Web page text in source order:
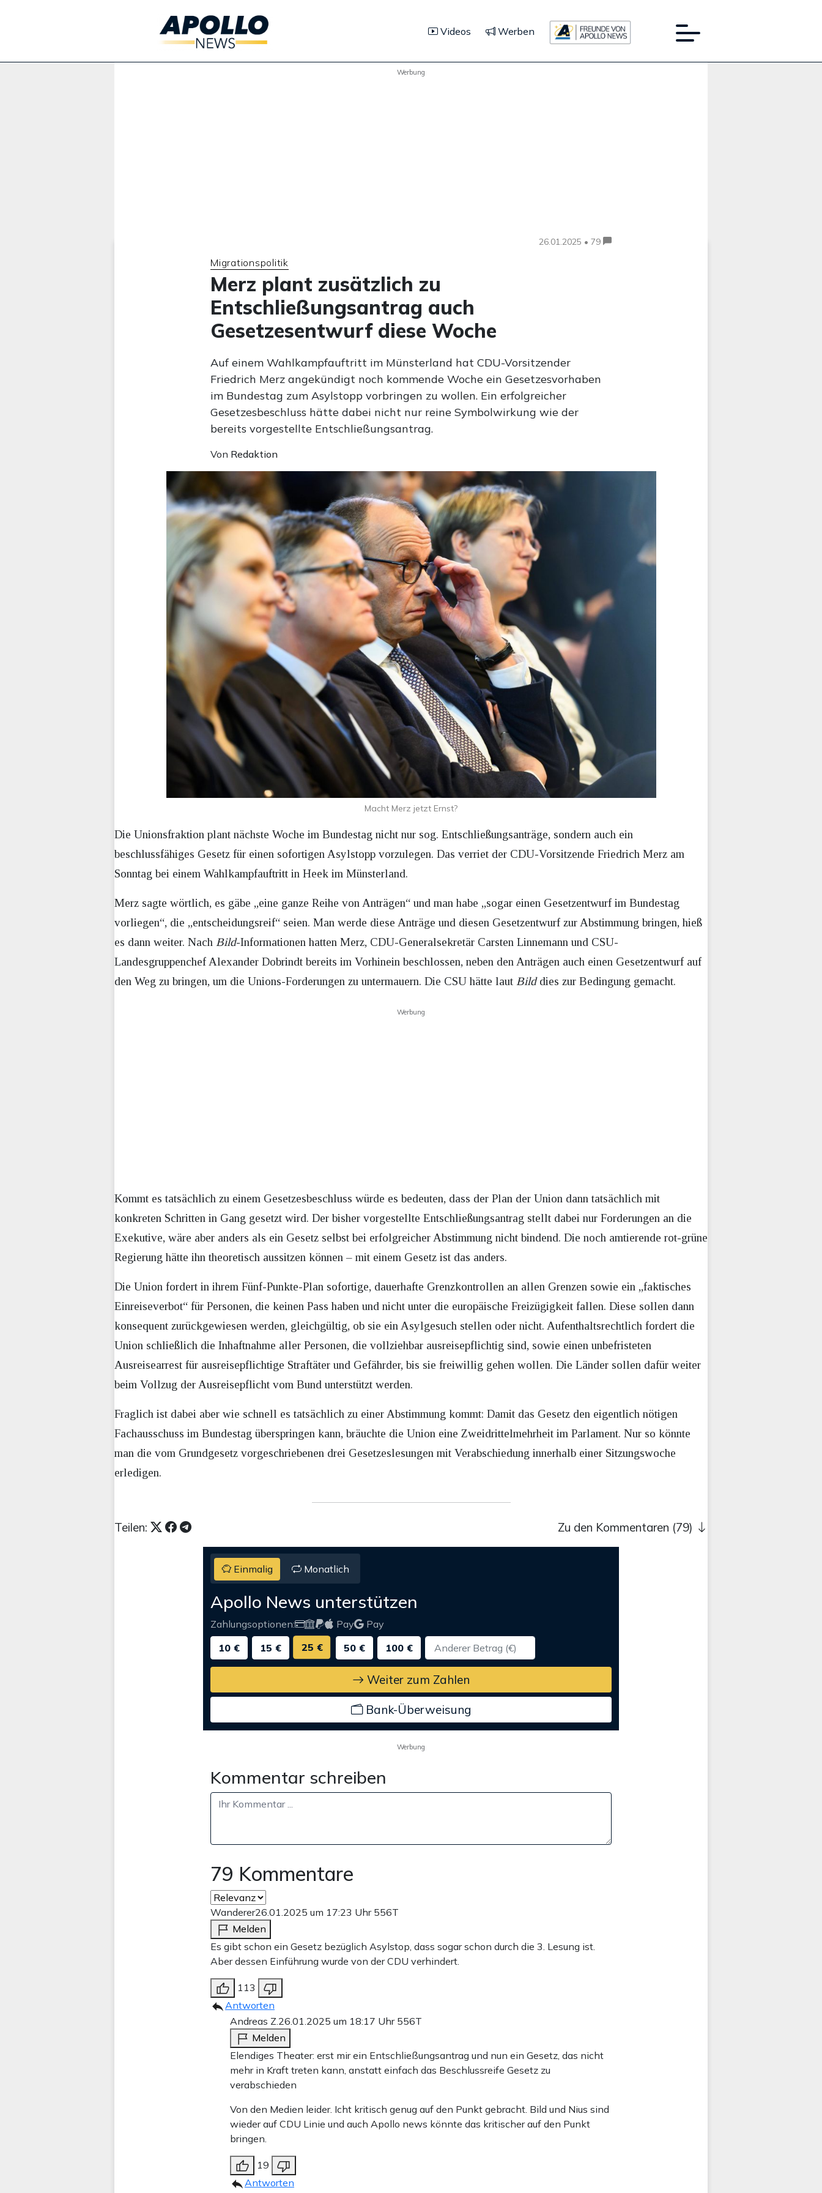
Videos Werben
Werbung
26.01.2025 • 79
Migrationspolitik
Merz plant zusätzlich zu
Entschließungsantrag auch
Gesetzesentwurf diese Woche
Auf einem Wahlkampfauftritt im Münsterland hat CDU-Vorsitzender
Friedrich Merz angekündigt noch kommende Woche ein Gesetzesvorhaben
im Bundestag zum Asylstopp vorbringen zu wollen. Ein erfolgreicher
Gesetzesbeschluss hätte dabei nicht nur reine Symbolwirkung wie der
bereits vorgestellte Entschließungsantrag.
Von Redaktion
Macht Merz jetzt Ernst?
Die Unionsfraktion plant nächste Woche im Bundestag nicht nur sog. Entschließungsanträge, sondern auch ein
beschlussfähiges Gesetz für einen sofortigen Asylstopp vorzulegen. Das verriet der CDU-Vorsitzende Friedrich Merz am
Sonntag bei einem Wahlkampfauftritt in Heek im Münsterland.
Merz sagte wörtlich, es gäbe „eine ganze Reihe von Anträgen“ und man habe „sogar einen Gesetzentwurf im Bundestag
vorliegen“, die „entscheidungsreif“ seien. Man werde diese Anträge und diesen Gesetzentwurf zur Abstimmung bringen, hieß
es dann weiter. Nach Bild-Informationen hatten Merz, CDU-Generalsekretär Carsten Linnemann und CSU-
Landesgruppenchef Alexander Dobrindt bereits im Vorhinein beschlossen, neben den Anträgen auch einen Gesetzentwurf auf
den Weg zu bringen, um die Unions-Forderungen zu untermauern. Die CSU hätte laut Bilddies zur Bedingung gemacht.
Werbung
Kommt es tatsächlich zu einem Gesetzesbeschluss würde es bedeuten, dass der Plan der Union dann tatsächlich mit
konkreten Schritten in Gang gesetzt wird. Der bisher vorgestellte Entschließungsantrag stellt dabei nur Forderungen an die
Exekutive, wäre aber anders als ein Gesetz selbst bei erfolgreicher Abstimmung nicht bindend. Die noch amtierende rot-grüne
Regierung hätte ihn theoretisch aussitzen können – mit einem Gesetz ist das anders.
Die Union fordert in ihrem Fünf-Punkte-Plan sofortige, dauerhafte Grenzkontrollen an allen Grenzen sowie ein „faktisches
Einreiseverbot“ für Personen, die keinen Pass haben und nicht unter die europäische Freizügigkeit fallen. Diese sollen dann
konsequent zurückgewiesen werden, gleichgültig, ob sie ein Asylgesuch stellen oder nicht. Aufenthaltsrechtlich fordert die
Union schließlich die Inhaftnahme aller Personen, die vollziehbar ausreisepflichtig sind, sowie einen unbefristeten
Ausreisearrest für ausreisepflichtige Straftäter und Gefährder, bis sie freiwillig gehen wollen. Die Länder sollen dafür weiter
beim Vollzug der Ausreisepflicht vom Bund unterstützt werden.
Fraglich ist dabei aber wie schnell es tatsächlich zu einer Abstimmung kommt: Damit das Gesetz den eigentlich nötigen
Fachausschuss im Bundestag überspringen kann, bräuchte die Union eine Zweidrittelmehrheit im Parlament. Nur so könnte
man die vom Grundgesetz vorgeschriebenen drei Gesetzeslesungen mit Verabschiedung innerhalb einer Sitzungswoche
erledigen.
Teilen: Zu den Kommentaren (79)
Einmalig Monatlich
Apollo News unterstützen
Zahlungsoptionen: Pay
Pay
10 €
15 € 25 € 50 € 100 €
Weiter zum Zahlen
Bank-Überweisung
Werbung
Kommentar schreiben
79 Kommentare
Wanderer26.01.2025 um 17:23 Uhr 556T
Melden
Es gibt schon ein Gesetz bezüglich Asylstop, dass sogar schon durch die 3. Lesung ist.
Aber dessen Einführung wurde von der CDU verhindert.
113
Antworten
Andreas Z.26.01.2025 um 18:17 Uhr 556T
Melden
Elendiges Theater: erst mir ein Entschließungsantrag und nun ein Gesetz, das nicht
mehr in Kraft treten kann, anstatt einfach das Beschlussreife Gesetz zu
verabschieden
Von den Medien leider. Icht kritisch genug auf den Punkt gebracht. Bild und Nius sind
wieder auf CDU Linie und auch Apollo news könnte das kritischer auf den Punkt
bringen.
19
Antworten